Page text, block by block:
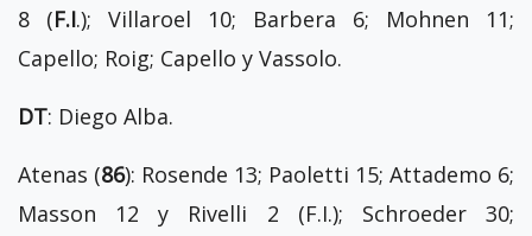
8 (F.I.); Villaroel 10; Barbera 6; Mohnen 11;
Capello; Roig; Capello y Vassolo.
DT: Diego Alba.
Atenas (86): Rosende 13; Paoletti 15; Attademo 6;
Masson 12 y Rivelli 2 (F.I.); Schroeder 30;